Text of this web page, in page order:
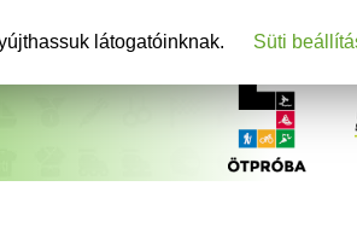
látogatóinknak. Süti